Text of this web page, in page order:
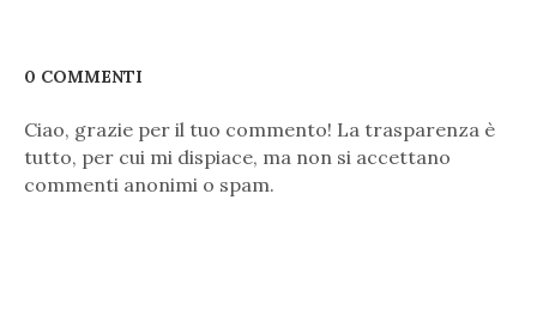
0 COMMENTI
Ciao, grazie per il tuo commento! La trasparenza è
tutto, per cui mi dispiace, ma non si accettano
commenti anonimi o spam.